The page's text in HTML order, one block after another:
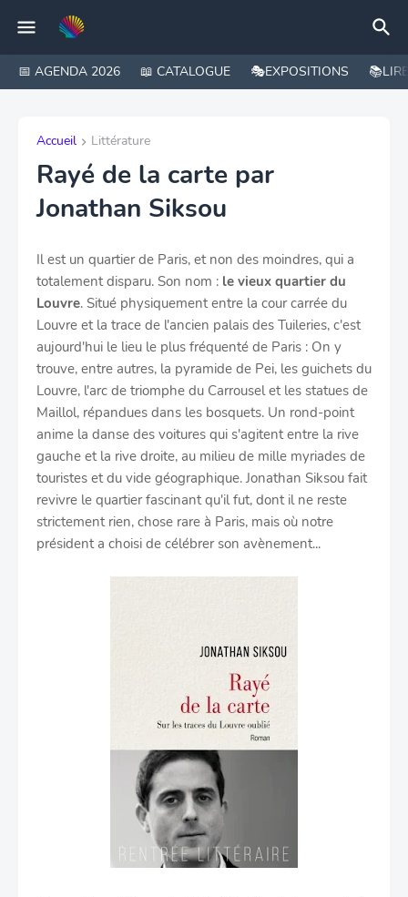
📅 AGENDA 2026 📖 CATALOGUE 🎭EXPOSITIONS 📚LIRE
Accueil Littérature
Rayé de la carte par
Jonathan Siksou
Il est un quartier de Paris, et non des moindres, qui a
totalement disparu. Son nom : le vieux quartier du
Louvre. Situé physiquement entre la cour carrée du
Louvre et la trace de l'ancien palais des Tuileries, c'est
aujourd'hui le lieu le plus fréquenté de Paris : On y
trouve, entre autres, la pyramide de Pei, les guichets du
Louvre, l'arc de triomphe du Carrousel et les statues de
Maillol, répandues dans les bosquets. Un rond-point
anime la danse des voitures qui s'agitent entre la rive
gauche et la rive droite, au milieu de mille myriades de
touristes et du vide géographique. Jonathan Siksou fait
revivre le quartier fascinant qu'il fut, dont il ne reste
strictement rien, chose rare à Paris, mais où notre
président a choisi de célébrer son avènement...